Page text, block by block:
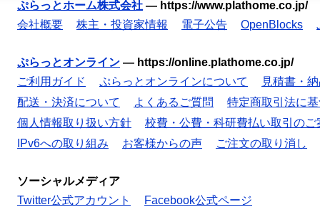
ぷらっとホーム株式会社 — https://www.plathome.co.jp/
会社概要
株主・投資家情報 電子公告 OpenBlocks
ぷらっとオンライン — https://online.plathome.co.jp/
ご利用ガイド
ぷらっとオンラインについて
見積書・
配送・決済について
よくあるご質問
特定商取引法に
個人情報取り扱い方針
校費・公費・科研費払い取引のご
IPv6への取り組み
お客様からの声 ご注文の取り消し
ソーシャルメディア
Twitter公式アカウント
Facebook公式ページ